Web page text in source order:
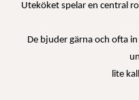
Uteköket spelar en central
De bjuder gärna och ofta
lite